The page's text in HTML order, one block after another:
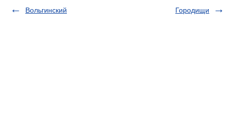
Вольгинский
Городищи